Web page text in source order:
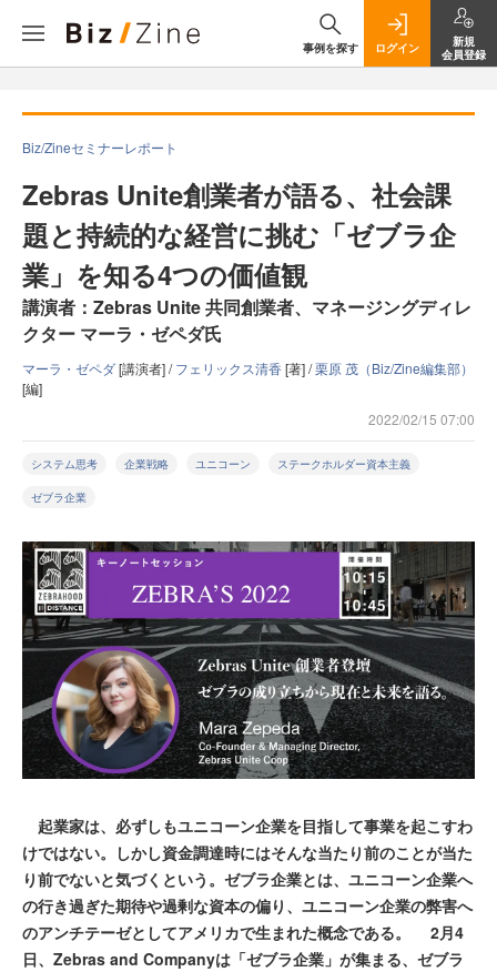
事例を探す ログイン
新規
会員登録
Biz/Zineセミナーレポート
Zebras Unite創業者が語る、社会課
題と持続的な経営に挑む「ゼブラ企
業」を知る4つの価値観
講演者：Zebras Unite 共同創業者、マネージングディレ
クター マーラ・ゼペダ氏
マーラ・ゼペダ[講演者] /フェリックス清香[著] /栗原 茂（Biz/Zine編集部）
[編]
2022/02/15 07:00
システム思考 企業戦略 ユニコーン ステークホルダー資本主義
ゼブラ企業
起業家は、必ずしもユニコーン企業を目指して事業を起こすわ
けではない。しかし資金調達時にはそんな当たり前のことが当た
り前でないと気づくという。ゼブラ企業とは、ユニコーン企業へ
の行き過ぎた期待や過剰な資本の偏り、ユニコーン企業の弊害へ
のアンチテーゼとしてアメリカで生まれた概念である。 2月4
日、Zebras and Companyは「ゼブラ企業」が集まる、ゼブラ